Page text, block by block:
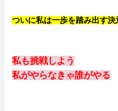
ついに私は一歩を踏み出す決
私も挑戦しよう
私がやらなきゃ誰がやる